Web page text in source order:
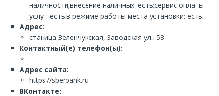
наличности;внесение наличных: есть;сервис оплаты
услуг: есть;в режиме работы места установки: есть;
Адрес:
станица Зеленчукская, Заводская ул., 58
Контактный(е) телефон(ы):
Адрес сайта:
https://sberbank.ru
ВКонтакте: